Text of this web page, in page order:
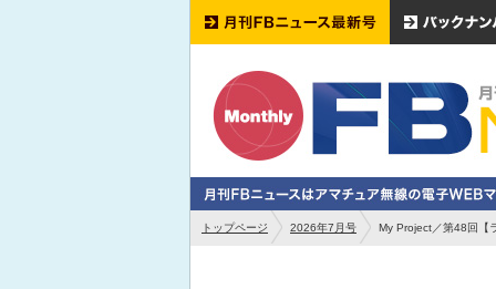
トップページ 2026年7月号 My Project／第48回【